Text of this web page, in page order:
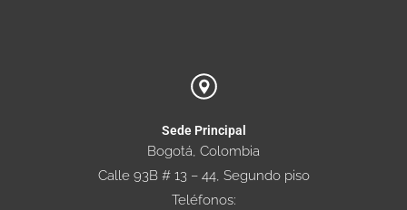
Sede Principal
Bogotá, Colombia
Calle 93B # 13 – 44, Segundo piso
Teléfonos: